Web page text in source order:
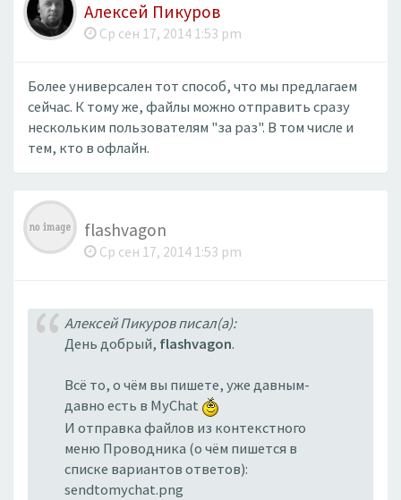
Алексей Пикуров
Ср сен 17, 2014 1:53 pm
Более универсален тот способ, что мы предлагаем
сейчас. К тому же, файлы можно отправить сразу
нескольким пользователям "за раз". В том числе и
тем, кто в офлайн.
flashvagon
Ср сен 17, 2014 1:53 pm
Алексей Пикуров писал(а):
День добрый, flashvagon.
Всё то, о чём вы пишете, уже давным-
давно есть в MyChat
И отправка файлов из контекстного
меню Проводника (о чём пишется в
списке вариантов ответов):
sendtomychat.png